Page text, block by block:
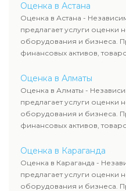
определяют рыночную
рассчитывают ущерб. Все
требованиям
сделок, кредитования и
Оценка в Астана
Оценка в Астана -
предлагает услуги оценки
оборудования и бизнеса.
финансовых активов,
оценка животных и
определяют рыночную
рассчитывают ущерб. Все
требованиям
сделок, кредитования и
Оценка в Алматы
Оценка в Алматы -
предлагает услуги оценки
оборудования и бизнеса.
финансовых активов,
оценка животных и
определяют рыночную
рассчитывают ущерб. Все
требованиям
сделок, кредитования и
Оценка в Караганда
Оценка в Караганда -
предлагает услуги оценки
оборудования и бизнеса.